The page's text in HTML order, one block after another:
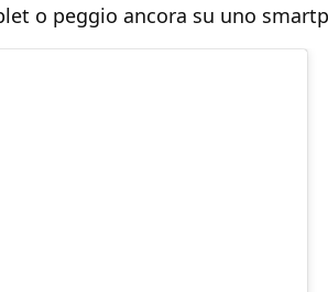
o peggio ancora su uno